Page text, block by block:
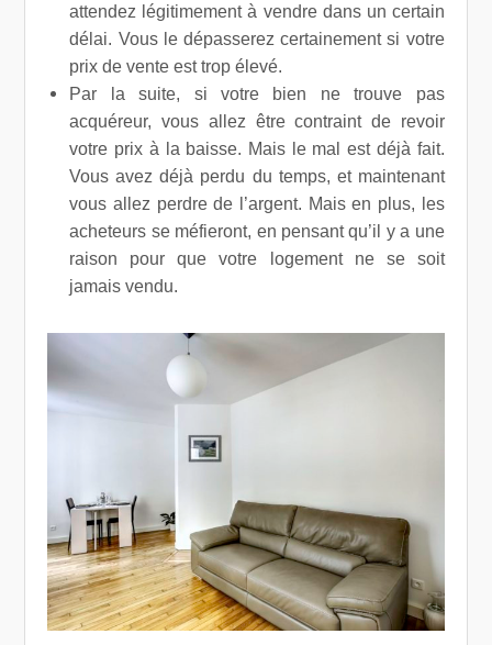
attendez légitimement à vendre dans un certain
délai. Vous le dépasserez certainement si votre
prix de vente est trop élevé.
Par la suite, si votre bien ne trouve pas
acquéreur, vous allez être contraint de revoir
votre prix à la baisse. Mais le mal est déjà fait.
Vous avez déjà perdu du temps, et maintenant
vous allez perdre de l’argent. Mais en plus, les
acheteurs se méfieront, en pensant qu’il y a une
raison pour que votre logement ne se soit
jamais vendu.